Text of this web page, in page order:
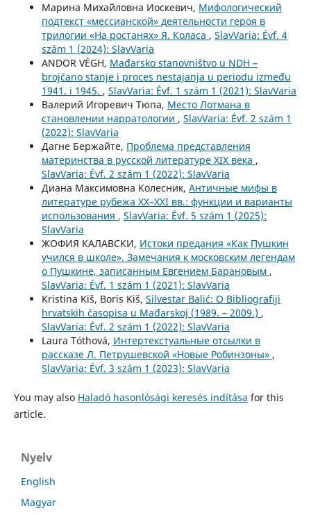
Марина Михайловна Иоскевич, Мифологический
подтекст «мессианской» деятельности героя в
трилогии «На ростанях» Я. Коласа , SlavVaria: Évf. 4
szám 1 (2024): SlavVaria
ANDOR VÉGH, Mađarsko stanovništvo u NDH –
brojčano stanje i proces nestajanja u periodu između
1941. i 1945. , SlavVaria: Évf. 1 szám 1 (2021): SlavVaria
Валерий Игоревич Тюпа, Место Лотмана в
становлении нарратологии , SlavVaria: Évf. 2 szám 1
(2022): SlavVaria
Дагне Бержайте, Проблема представления
материнства в русской литературе XIX века ,
SlavVaria: Évf. 2 szám 1 (2022): SlavVaria
Диана Максимовна Колесник, Античные мифы в
литературе рубежа XX–XXI вв.: функции и варианты
использования , SlavVaria: Évf. 5 szám 1 (2025):
SlavVaria
ЖОФИЯ КАЛАВСКИ, Истоки предания «Как Пушкин
учился в школе». Замечания к московским легендам
о Пушкине, записанным Евгением Барановым ,
SlavVaria: Évf. 1 szám 1 (2021): SlavVaria
Kristina Kiš, Boris Kiš, Silvestar Balić: O Bibliografiji
hrvatskih časopisa u Mađarskoj (1989. – 2009.) ,
SlavVaria: Évf. 2 szám 1 (2022): SlavVaria
Laura Tóthová, Интертекстуальные отсылки в
рассказе Л. Петрушевской «Новые Робинзоны» ,
SlavVaria: Évf. 3 szám 1 (2023): SlavVaria
You may also Haladó hasonlósági keresés indítása for this
article.
Nyelv
English
Magyar